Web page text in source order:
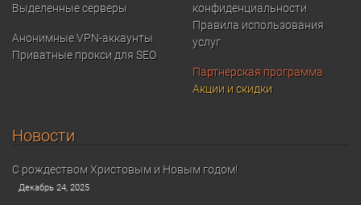
Выделенные серверы
Анонимные VPN-аккаунты
Приватные прокси для SEO
конфиденциальности
Правила использования
услуг
Партнерская программа
Акции и скидки
Новости
С рождеством Христовым и Новым годом!
Декабрь 24, 2025